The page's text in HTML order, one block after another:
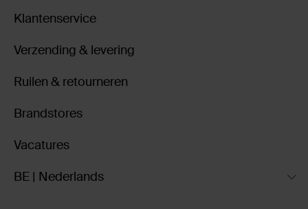
Klantenservice
Verzending & levering
Ruilen & retourneren
Brandstores
Vacatures
BE | Nederlands